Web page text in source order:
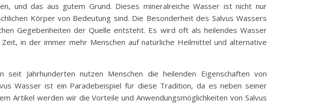
und das aus gutem Grund. Dieses mineralreiche Wasser ist nicht nur
Körper von Bedeutung sind. Die Besonderheit des Salvus Wassers
Gegebenheiten der Quelle entsteht. Es wird oft als heilendes Wasser
in der immer mehr Menschen auf natürliche Heilmittel und alternative
Jahrhunderten nutzen Menschen die heilenden Eigenschaften von
Wasser ist ein Paradebeispiel für diese Tradition, da es neben seiner
Artikel werden wir die Vorteile und Anwendungsmöglichkeiten von Salvus